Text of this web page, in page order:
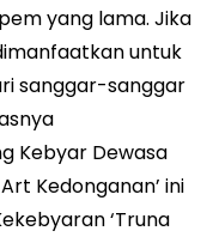
yang lama. Jika
untuk
sanggar-sanggar
Kebyar Dewasa
Kedonganan’ ini
‘Truna